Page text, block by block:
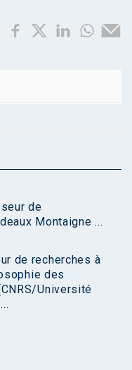
de
Montaigne ...
de recherches à
des
Université